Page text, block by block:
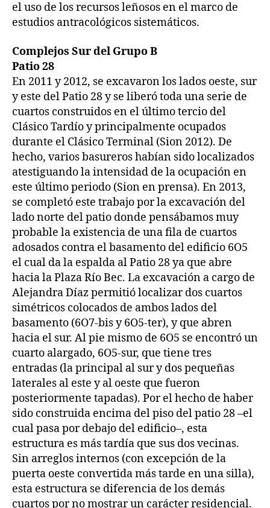
el uso de los recursos leñosos en el marco de
estudios antracológicos sistemáticos.
Complejos Sur del Grupo B
Patio 28
En 2011 y 2012, se excavaron los lados oeste, sur
y este del Patio 28 y se liberó toda una serie de
cuartos construidos en el último tercio del
Clásico Tardío y principalmente ocupados
durante el Clásico Terminal (Sion 2012). De
hecho, varios basureros habían sido localizados
atestiguando la intensidad de la ocupación en
este último periodo (Sion en prensa). En 2013,
se completó este trabajo por la excavación del
lado norte del patio donde pensábamos muy
probable la existencia de una fila de cuartos
adosados contra el basamento del edificio 6O5
el cual da la espalda al Patio 28 ya que abre
hacia la Plaza Río Bec. La excavación a cargo de
Alejandra Díaz permitió localizar dos cuartos
simétricos colocados de ambos lados del
basamento (6O7-bis y 6O5-ter), y que abren
hacia el sur. Al pie mismo de 6O5 se encontró un
cuarto alargado, 6O5-sur, que tiene tres
entradas (la principal al sur y dos pequeñas
laterales al este y al oeste que fueron
posteriormente tapadas). Por el hecho de haber
sido construida encima del piso del patio 28 –el
cual pasa por debajo del edificio–, esta
estructura es más tardía que sus dos vecinas.
Sin arreglos internos (con excepción de la
puerta oeste convertida más tarde en una silla),
esta estructura se diferencia de los demás
cuartos por no mostrar un carácter residencial.